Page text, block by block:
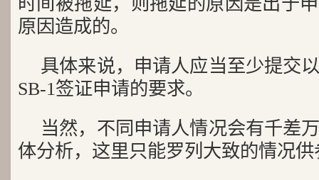
原因造成的。
具体来说，申请人应当至少提交
SB-1签证申请的要求。
当然，不同申请人情况会有千差
体分析，这里只能罗列大致的情况供